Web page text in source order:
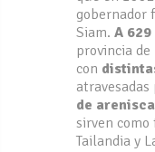
gobernador
Siam. A
provincia
con
de arenisca
sirven
Tailandia y